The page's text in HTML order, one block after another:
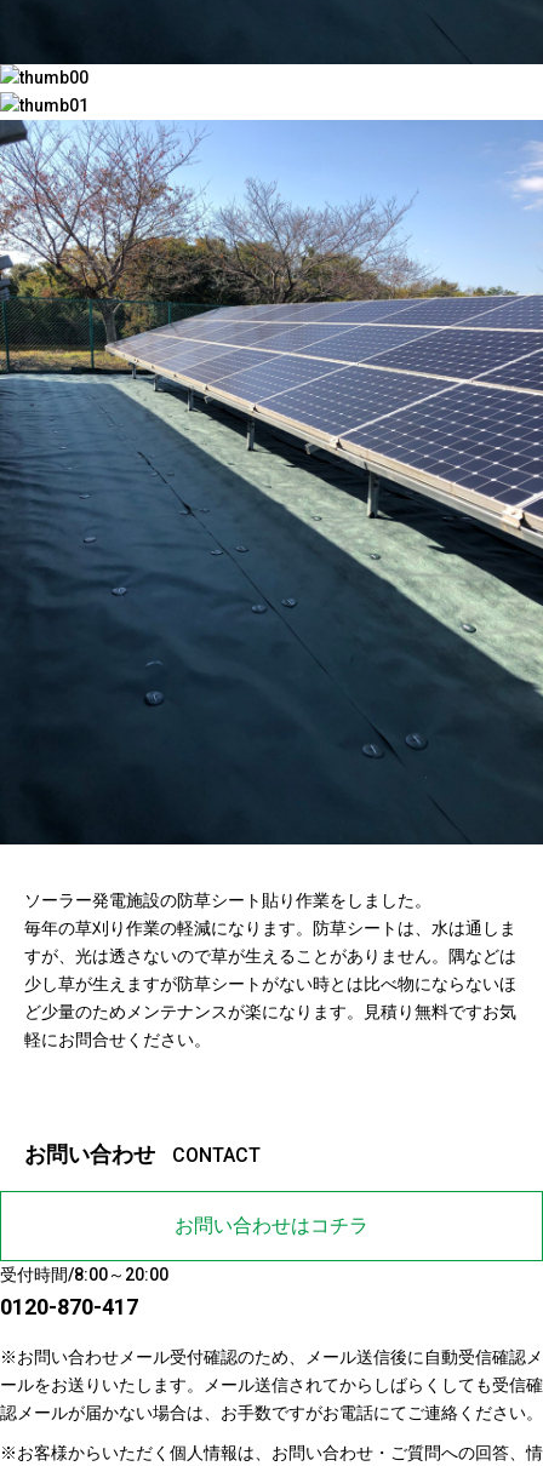
ソーラー発電施設の防草シート貼り作業をしました。
毎年の草刈り作業の軽減になります。防草シートは、水は通しま
すが、光は透さないので草が生えることがありません。隅などは
少し草が生えますが防草シートがない時とは比べ物にならないほ
ど少量のためメンテナンスが楽になります。見積り無料ですお気
軽にお問合せください。
お問い合わせ CONTACT
お問い合わせはコチラ
受付時間/8:00～20:00
0120-870-417
※お問い合わせメール受付確認のため、メール送信後に自動受信確認メ
ールをお送りいたします。メール送信されてからしばらくしても受信確
認メールが届かない場合は、お手数ですがお電話にてご連絡ください。
※お客様からいただく個人情報は、お問い合わせ・ご質問への回答、情